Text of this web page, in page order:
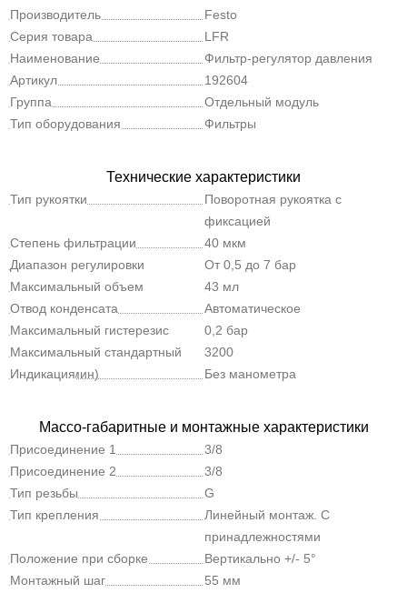
Производитель
Festo
Серия товара
LFR
Наименование
Фильтр-регулятор давления
Артикул
192604
Группа
Отдельный модуль
Тип оборудования
Фильтры
Технические характеристики
Тип рукоятки
Поворотная рукоятка с
фиксацией
Степень фильтрации
40 мкм
Диапазон регулировки
давления
От 0,5 до 7 бар
Максимальный объем
конденсата
43 мл
Отвод конденсата
Автоматическое
Максимальный гистерезис
давления
0,2 бар
Максимальный стандартный
расход (л/мин)
3200
Индикация
Без манометра
Массо-габаритные и монтажные характеристики
Присоединение 1
3/8
Присоединение 2
3/8
Тип резьбы
G
Тип крепления
Линейный монтаж. С
принадлежностями
Положение при сборке
Вертикально +/- 5°
Монтажный шаг
55 мм